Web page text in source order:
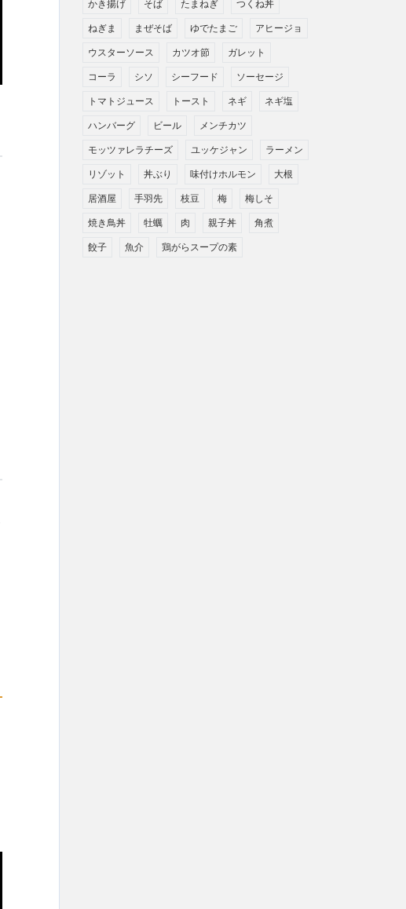
かき揚げ そば たまねぎ つくね丼
ねぎま まぜそば ゆでたまご アヒージョ
ウスターソース カツオ節 ガレット
コーラ シソ シーフード ソーセージ
トマトジュース トースト ネギ ネギ塩
ハンバーグ ビール メンチカツ
モッツァレラチーズ ユッケジャン ラーメン
リゾット 丼ぶり 味付けホルモン 大根
居酒屋 手羽先 枝豆 梅 梅しそ
焼き鳥丼 牡蠣 肉 親子丼 角煮
餃子 魚介 鶏がらスープの素